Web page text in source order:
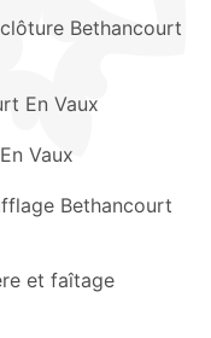
Bethancourt
En Vaux
Vaux
Bethancourt
et faîtage